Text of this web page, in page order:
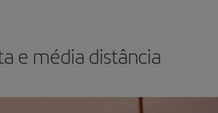
e média distância